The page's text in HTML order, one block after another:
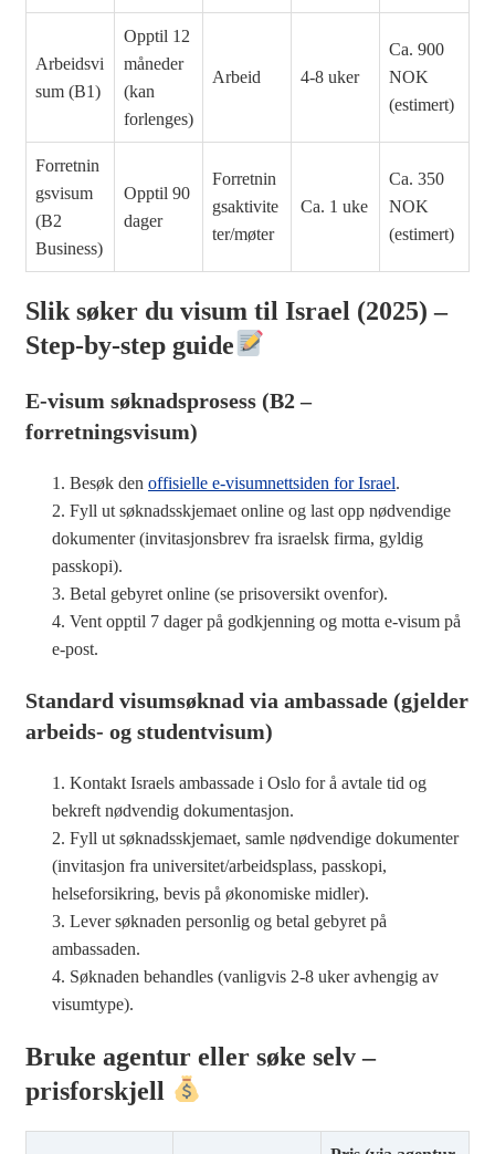
Arbeidsvi
sum (B1)
Opptil 12
måneder
(kan
forlenges)
Arbeid 4-8 uker
Ca. 900
NOK
(estimert)
Forretnin
gsvisum
(B2
Business)
Opptil 90
dager
Forretnin
gsaktivite
ter/møter
Ca. 1 uke
Ca. 350
NOK
(estimert)
Slik søker du visum til Israel (2025) –
Step-by-step guide
E-visum søknadsprosess (B2 –
forretningsvisum)
Besøk den offisielle e-visumnettsiden for Israel.
Fyll ut søknadsskjemaet online og last opp nødvendige
dokumenter (invitasjonsbrev fra israelsk firma, gyldig
passkopi).
Betal gebyret online (se prisoversikt ovenfor).
Vent opptil 7 dager på godkjenning og motta e-visum på
e-post.
Standard visumsøknad via ambassade (gjelder
arbeids- og studentvisum)
Kontakt Israels ambassade i Oslo for å avtale tid og
bekreft nødvendig dokumentasjon.
Fyll ut søknadsskjemaet, samle nødvendige dokumenter
(invitasjon fra universitet/arbeidsplass, passkopi,
helseforsikring, bevis på økonomiske midler).
Lever søknaden personlig og betal gebyret på
ambassaden.
Søknaden behandles (vanligvis 2-8 uker avhengig av
visumtype).
Bruke agentur eller søke selv –
prisforskjell